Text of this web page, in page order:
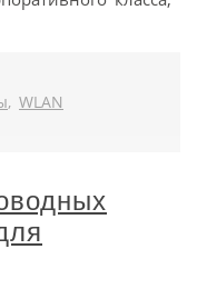
, WLAN